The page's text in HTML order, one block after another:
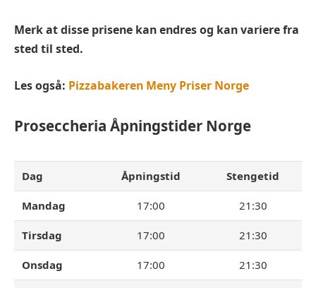
Merk at disse prisene kan endres og kan variere fra
sted til sted.
Les også: Pizzabakeren Meny Priser Norge
Proseccheria Åpningstider Norge
Dag Åpningstid Stengetid
Mandag 17:00 21:30
Tirsdag 17:00 21:30
Onsdag 17:00 21:30